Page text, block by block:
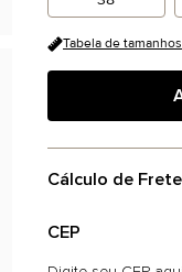
Tabela de tamanhos
Cálculo de Frete
CEP